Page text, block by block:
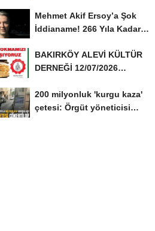
Mehmet Akif Ersoy’a Şok
İddianame! 266 Yıla Kadar
BAKIRKÖY ALEVİ KÜLTÜR
DERNEĞİ 12/07/2026
DAVETİNE...
200 milyonluk 'kurgu kaza'
çetesi: Örgüt yöneticisi